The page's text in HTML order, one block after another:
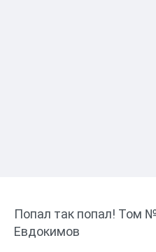
Попал так попал! Том
Евдокимов